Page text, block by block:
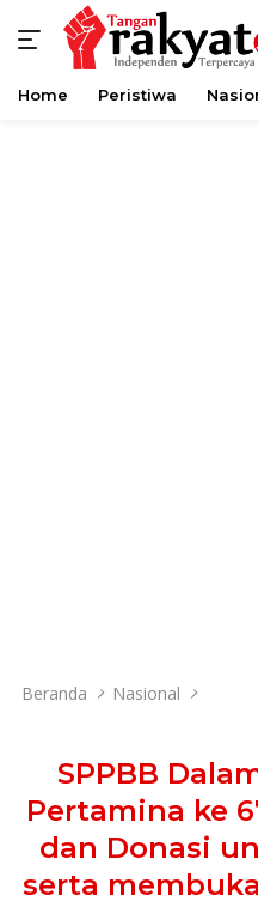
Langsung
Home Peristiwa
Beranda Nasional
SPPBB
Pertamina ke
dan Donasi
serta